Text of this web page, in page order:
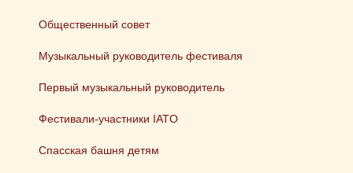
Общественный совет
Музыкальный руководитель фестиваля
Первый музыкальный руководитель
Фестивали-участники IATO
Спасская башня детям